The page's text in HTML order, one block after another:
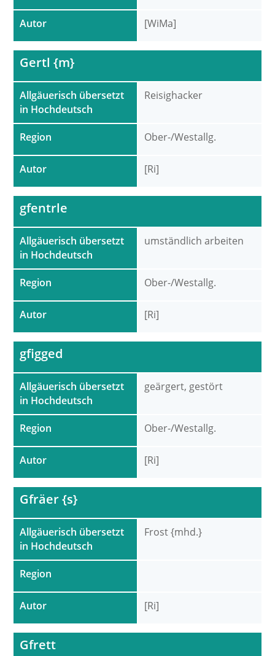
Autor [WiMa]
Allgäuerisch übersetzt
in Hochdeutsch
Region
Autor
Gertl {m}
Reisighacker
Ober-/Westallg.
[Ri]
Allgäuerisch übersetzt
in Hochdeutsch
Region
Autor
gfentrle
umständlich arbeiten
Ober-/Westallg.
[Ri]
Allgäuerisch übersetzt
in Hochdeutsch
Region
Autor
gfigged
geärgert, gestört
Ober-/Westallg.
[Ri]
Allgäuerisch übersetzt
in Hochdeutsch
Region
Autor
Gfräer {s}
Frost {mhd.}
[Ri]
Gfrett